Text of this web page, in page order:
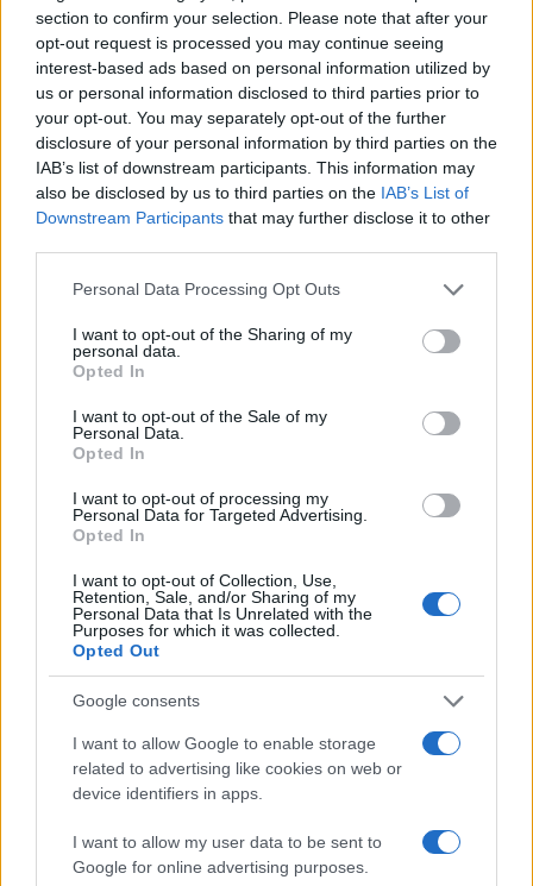
section to confirm your selection. Please note that after your
opt-out request is processed you may continue seeing
interest-based ads based on personal information utilized by
us or personal information disclosed to third parties prior to
your opt-out. You may separately opt-out of the further
disclosure of your personal information by third parties on the
IAB’s list of downstream participants. This information may
also be disclosed by us to third parties on the IAB’s List of
Downstream Participants that may further disclose it to other
Please note that this website/app uses one or more Google
not limited to your visit or usage behaviour. You may click to
grant or deny consent to Google and its third-party tags to
use your data for below specified purposes in below Google
consent section.
Personal Data Processing Opt Outs
I want to opt-out of the Sharing of my
personal data.
Opted In
I want to opt-out of the Sale of my
Personal Data.
Opted In
I want to opt-out of processing my
Personal Data for Targeted Advertising.
Opted In
I want to opt-out of Collection, Use,
Retention, Sale, and/or Sharing of my
Personal Data that Is Unrelated with the
Purposes for which it was collected.
Opted Out
Google consents
I want to allow Google to enable storage
related to advertising like cookies on web or
device identifiers in apps.
I want to allow my user data to be sent to
Google for online advertising purposes.
Σχολίασε εδώ
50 /50
2000 /2000
Πολιτική Απορρήτου&Όροι Χρήσηςτης Google.
EUROBASKET 2025
ΕΘΝΙΚΗ ΜΠΑΣΚΕΤ
ΕΛΕΟΝΩΡΑ ΜΕΛΕΤΗ
Share:
Ακολουθήστε το Νewsit.gr στο
ενημερωθείτε πρώτοι για όλη την ειδησεογραφία και τα
τελευταία νέατης ημέρας
Πιο δημοφιλή
Σοκαριστική υπόθεση στην Κρήτη:
να ασελγήσει σε 10χρονο κορίτσι - Το παιδί
καθόταν αμέριμνο σε αυλή επιχείρησης